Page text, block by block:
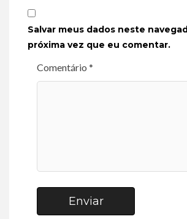
Salvar meus dados neste
próxima vez que eu comentar.
Comentário *
Enviar